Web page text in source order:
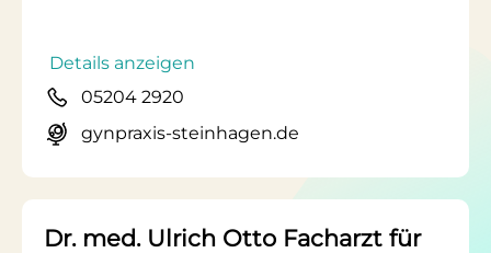
Details anzeigen
05204 2920
gynpraxis-steinhagen.de
Dr. med. Ulrich Otto Facharzt für